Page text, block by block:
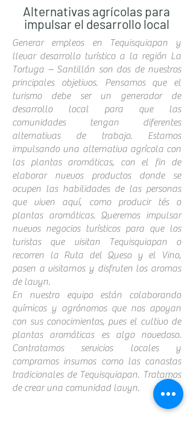
Alternativas agrícolas para
impulsar el desarrollo local
Generar empleos en Tequisquiapan y
llevar desarrollo turístico a la región La
Tortuga – Santillán son dos de nuestros
principales objetivos. Pensamos que el
turismo debe ser un generador de
desarrollo local para que las
comunidades tengan diferentes
alternativas de trabajo. Estamos
impulsando una alternativa agrícola con
las plantas aromáticas, con el fin de
elaborar nuevos productos donde se
ocupen las habilidades de las personas
que viven aquí, como producir tés o
plantas aromáticas. Queremos impulsar
nuevos negocios turísticos para que los
turistas que visitan Tequisquiapan o
recorren la Ruta del Queso y el Vino,
pasen a visitarnos y disfruten los aromas
de lavyn.
En nuestro equipo están colaborando
químicos y agrónomos que nos apoyan
con sus conocimientos, pues el cultivo de
plantas aromáticas es algo novedoso.
Contratamos servicios locales y
compramos insumos como las canastas
tradicionales de Tequisquiapan. Tratamos
de crear una comunidad lavyn.